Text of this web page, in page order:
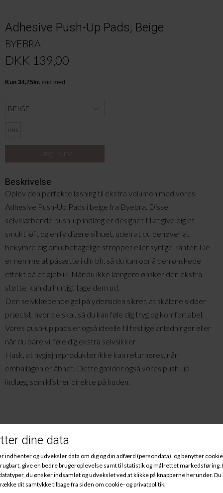
Adhesive Push-Up Pads, Beige
BYEBRA
DKK 139,00
ONE
Beskrivelse
Oplev den perfekte løsning til ekstra volumen med vores
Adhesive Push-Up Pads i beige fra Byebra. Disse
selvklæbende push-up indlæg er designet til at give dig et
smukt løft og en fyldigere silhuet, uden at du behøver at
bekymre dig om ubehagelige stropper eller synlige kanter. De
er nemme at påsætte i din bh, så du kan opnå den ønskede
effekt på et øjeblik. Når du ikke længere ønsker den ekstra
støtte, kan du hurtigt tage dem ud.
Den selvklæbende gel på ydersiden sikrer, at skålene sidder
præcist, hvor de skal, så du kan føle dig tryg og komfortabel.
Vores push-up pads er også ideelle til festlige anledninger eller
når du bare vil føle dig ekstra selvsikker.
Husk, at hygiejneprodukter ikke kan returneres, når
emballagen er åbnet. Dette gælder også vores push-up
indlæg, som klistrer direkte på huden.
Andre købte også